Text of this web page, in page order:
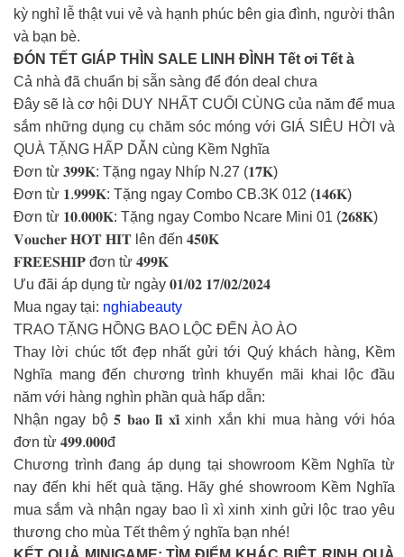
kỳ nghỉ lễ thật vui vẻ và hạnh phúc bên gia đình, người thân
và bạn bè.
ĐÓN TẾT GIÁP THÌN SALE LINH ĐÌNH Tết ơi Tết à
Cả nhà đã chuẩn bị sẵn sàng để đón deal chưa
Đây sẽ là cơ hội DUY NHẤT CUỐI CÙNG của năm để mua
sắm những dụng cụ chăm sóc móng với GIÁ SIÊU HỜI và
QUÀ TẶNG HẤP DẪN cùng Kềm Nghĩa
Đơn từ 𝟑𝟗𝟗𝐊: Tặng ngay Nhíp N.27 (𝟏𝟕𝐊)
Đơn từ 𝟏.𝟗𝟗𝟗𝐊: Tặng ngay Combo CB.3K 012 (𝟏𝟒𝟔𝐊)
Đơn từ 𝟏𝟎.𝟎𝟎𝟎𝐊: Tặng ngay Combo Ncare Mini 01 (𝟐𝟔𝟖𝐊)
𝐕𝐨𝐮𝐜𝐡𝐞𝐫 𝐇𝐎𝐓 𝐇𝐈𝐓 lên đến 𝟒𝟓𝟎𝐊
𝐅𝐑𝐄𝐄𝐒𝐇𝐈𝐏 đơn từ 𝟒𝟗𝟗𝐊
Ưu đãi áp dụng từ ngày 𝟎𝟏/𝟎𝟐 𝟏𝟕/𝟎𝟐/𝟐𝟎𝟐𝟒
Mua ngay tại: nghiabeauty
TRAO TẶNG HỒNG BAO LỘC ĐẾN ÀO ÀO
Thay lời chúc tốt đẹp nhất gửi tới Quý khách hàng, Kềm
Nghĩa mang đến chương trình khuyến mãi khai lộc đầu
năm với hàng nghìn phần quà hấp dẫn:
Nhận ngay bộ 𝟓 𝐛𝐚𝐨 𝐥𝐢̀ 𝐱𝐢̀ xinh xắn khi mua hàng với hóa
đơn từ 𝟒𝟗𝟗.𝟎𝟎𝟎đ
Chương trình đang áp dụng tại showroom Kềm Nghĩa từ
nay đến khi hết quà tặng. Hãy ghé showroom Kềm Nghĩa
mua sắm và nhận ngay bao lì xì xinh xinh gửi lộc trao yêu
thương cho mùa Tết thêm ý nghĩa bạn nhé!